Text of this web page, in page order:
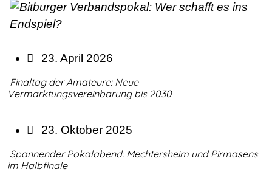
23. April 2026
Finaltag der Amateure: Neue
Vermarktungsvereinbarung bis 2030
23. Oktober 2025
Spannender Pokalabend: Mechtersheim und Pirmasens
im Halbfinale